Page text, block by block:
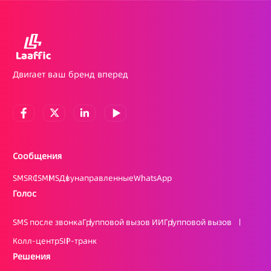
Двигает ваш бренд вперед
Сообщения
SMSRCSMMSДвунаправленныеWhatsApp
Голос
SMS после звонкаГрупповой вызов ИИГрупповой вызов
Колл-центрSIP-транк
Решения